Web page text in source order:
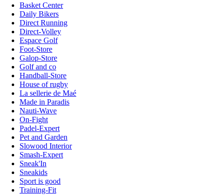
Basket Center
Daily Bikers
Direct Running
Direct-Volley
Espace Golf
Foot-Store
Galop-Store
Golf and co
Handball-Store
House of rugby
La sellerie de Maé
Made in Paradis
Nauti-Wave
On-Fight
Padel-Expert
Pet and Garden
Slowood Interior
Smash-Expert
Sneak'In
Sneakids
Sport is good
Training-Fit